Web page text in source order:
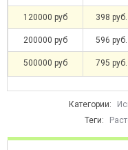
120000 руб 398 руб.
200000 руб 596 руб.
500000 руб 795 руб.
Категории:
Теги: